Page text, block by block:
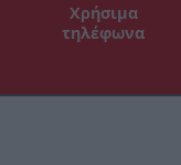
Χρήσιμα
τηλέφωνα